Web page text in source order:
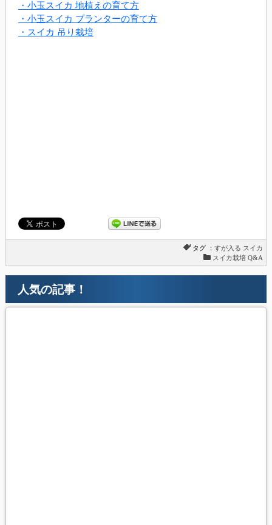
・小玉スイカ 地植えの育て方
・小玉スイカ プランターの育て方
・スイカ 吊り栽培
タグ ：すが入る スイカ
スイカ栽培 Q&A
人気の記事！